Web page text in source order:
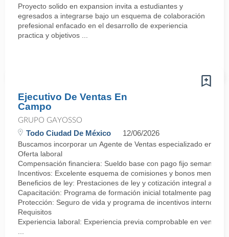
Proyecto solido en expansion invita a estudiantes y
egresados a integrarse bajo un esquema de colaboración
prefesional enfacado en el desarrollo de experiencia
practica y objetivos ...
Ejecutivo De Ventas En
Campo
GRUPO GAYOSSO
Todo Ciudad De México 12/06/2026
Buscamos incorporar un Agente de Ventas especializado en
Oferta laboral
Compensación financiera: Sueldo base con pago fijo semanal.
Incentivos: Excelente esquema de comisiones y bonos
Beneficios de ley: Prestaciones de ley y cotización integral ante
Capacitación: Programa de formación inicial totalmente pagado.
Protección: Seguro de vida y programa de incentivos internos.
Requisitos
Experiencia laboral: Experiencia previa comprobable en